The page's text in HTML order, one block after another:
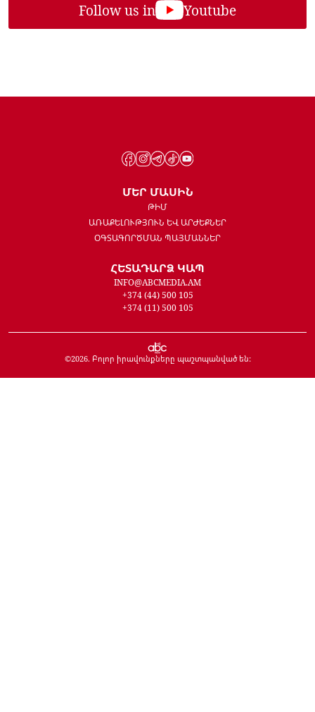
Follow us in Youtube
ՄԵՐ ՄԱՍԻՆ
ԹԻՄ
ԱՌԱՔԵԼՈՒԹՅՈՒՆ ԵՎ ԱՐԺԵՔՆԵՐ
ՕԳՏԱԳՈՐԾՄԱՆ ՊԱՅՄԱՆՆԵՐ
ՀԵՏԱԴԱՐՁ ԿԱՊ
INFO@ABCMEDIA.AM
+374 (44) 500 105
+374 (11) 500 105
©2026. Բոլոր իրավունքները պաշտպանված են: